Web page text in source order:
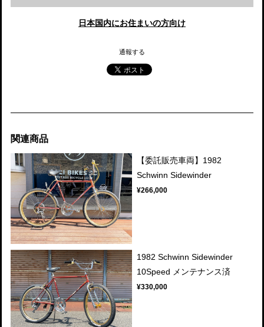
日本国内にお住まいの方向け
通報する
関連商品
【委託販売車両】1982
Schwinn Sidewinder
¥266,000
1982 Schwinn Sidewinder
10Speed メンテナンス済
¥330,000